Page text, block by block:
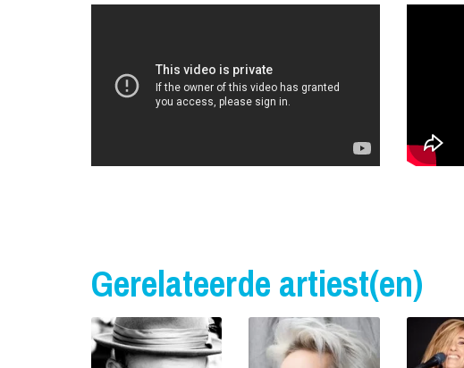
Gerelateerde artiest(en)